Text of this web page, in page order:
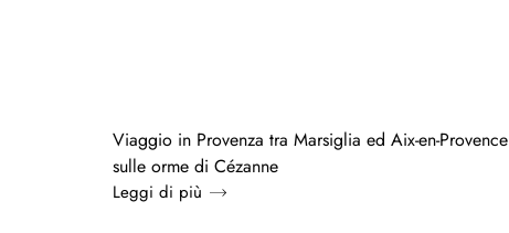
Viaggio in Provenza tra Marsiglia ed Aix-en-Provence
sulle orme di Cézanne
Leggi di più